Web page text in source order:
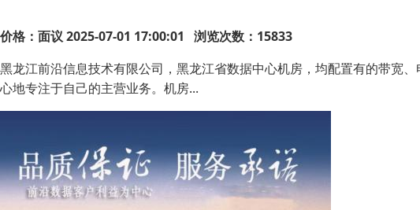
价格：面议 2025-07-01 17:00:01 浏览次数：15833
黑龙江前沿信息技术有限公司，黑龙江省数据中心机房，均配置有的带宽
心地专注于自己的主营业务。机房...